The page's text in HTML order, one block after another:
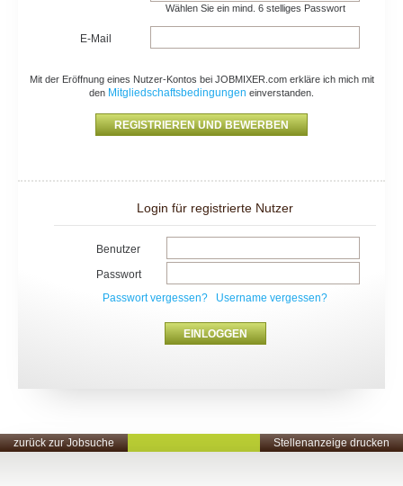
Wählen Sie ein mind. 6 stelliges Passwort
E-Mail
Mit der Eröffnung eines Nutzer-Kontos bei JOBMIXER.com erkläre ich mich mit
den Mitgliedschaftsbedingungen einverstanden.
Login für registrierte Nutzer
Benutzer
Passwort
Passwort vergessen?
Username vergessen?
zurück zur Jobsuche Stellenanzeige drucken